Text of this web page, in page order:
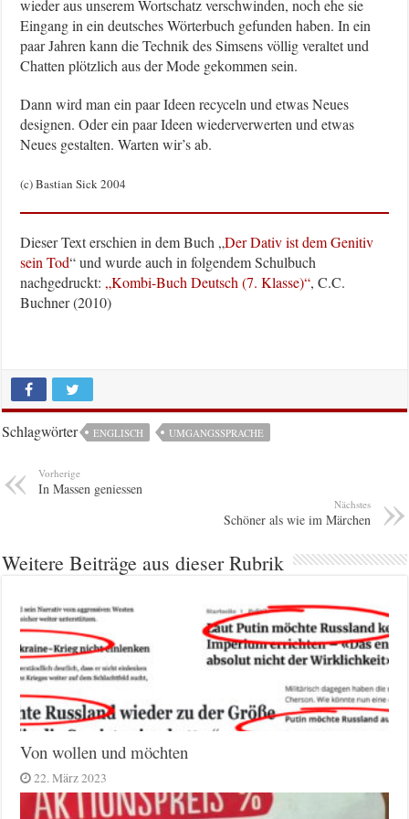
wieder aus unserem Wortschatz verschwinden, noch ehe sie
Eingang in ein deutsches Wörterbuch gefunden haben. In ein
paar Jahren kann die Technik des Simsens völlig veraltet und
Chatten plötzlich aus der Mode gekommen sein.
Dann wird man ein paar Ideen recyceln und etwas Neues
designen. Oder ein paar Ideen wiederverwerten und etwas
Neues gestalten. Warten wir’s ab.
(c) Bastian Sick 2004
Dieser Text erschien in dem Buch „Der Dativ ist dem Genitiv
sein Tod“ und wurde auch in folgendem Schulbuch
nachgedruckt:„Kombi-Buch Deutsch (7. Klasse)“, C.C.
Buchner (2010)
Schlagwörter ENGLISCH UMGANGSSPRACHE
Vorherige
In Massen geniessen
Nächstes
Schöner als wie im Märchen
Weitere Beiträge aus dieser Rubrik
Von wollen und möchten
22. März 2023